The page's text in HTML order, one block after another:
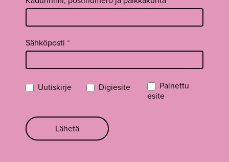
Sähköposti *
Uutiskirje Digiesite
Painettu
esite
Lähetä